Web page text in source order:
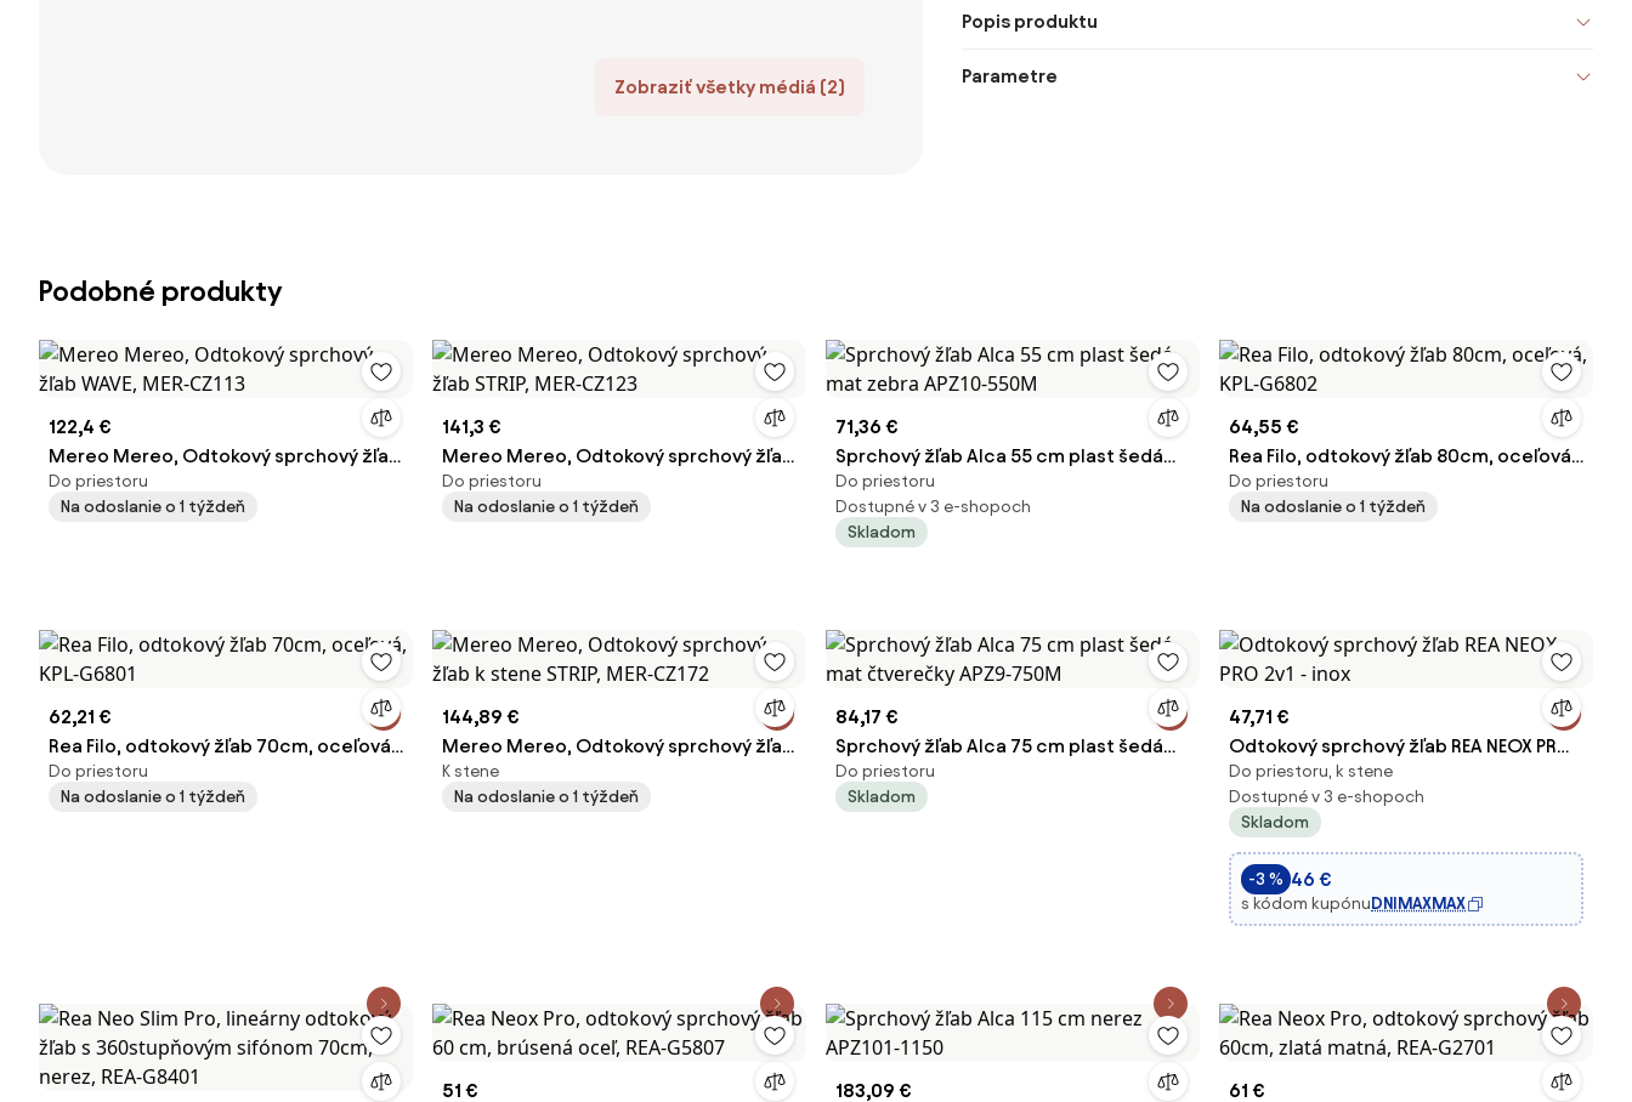
Zobraziť všetky médiá (2)
Popis produktu
Parametre
Podobné produkty
122,4 €
Mereo Mereo, Odtokový sprchový žľab
WAVE, MER-CZ113
Do priestoru
Na odoslanie o 1 týždeň
141,3 €
Mereo Mereo, Odtokový sprchový žľab
STRIP, MER-CZ123
Do priestoru
Na odoslanie o 1 týždeň
71,36 €
Sprchový žľab Alca 55 cm plast šedá
mat zebra APZ10-550M
Do priestoru
Dostupné v 3 e-shopoch
Skladom
64,55 €
Rea Filo, odtokový žľab 80cm, oceľová,
KPL-G6802
Do priestoru
Na odoslanie o 1 týždeň
62,21 €
Rea Filo, odtokový žľab 70cm, oceľová,
KPL-G6801
Do priestoru
Na odoslanie o 1 týždeň
144,89 €
Mereo Mereo, Odtokový sprchový žľab
k stene STRIP, MER-CZ172
K stene
Na odoslanie o 1 týždeň
84,17 €
Sprchový žľab Alca 75 cm plast šedá
mat čtverečky APZ9-750M
Do priestoru
Skladom
47,71 €
Odtokový sprchový žľab REA NEOX PRO
2v1 - inox
Do priestoru, k stene
Dostupné v 3 e-shopoch
Skladom
-3 % 46 €
s kódom kupónu DNIMAXMAX
51 €
183,09 €
61 €